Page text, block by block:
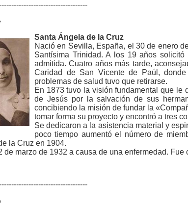
Santa Ángela de la Cruz
Nació en Sevilla, España, el 30 de enero
Santísima Trinidad. A los 19 años
admitida. Cuatro años más tarde,
Caridad de San Vicente de Paúl,
problemas de salud tuvo que retirarse.
En 1873 tuvo la visión fundamental que le
de Jesús por la salvación de sus
concibiendo la misión de fundar la
tomar forma su proyecto y encontró a tres
Se dedicaron a la asistencia material y
poco tiempo aumentó el número de
la Cruz en 1904.
de marzo de 1932 a causa de una enfermedad.